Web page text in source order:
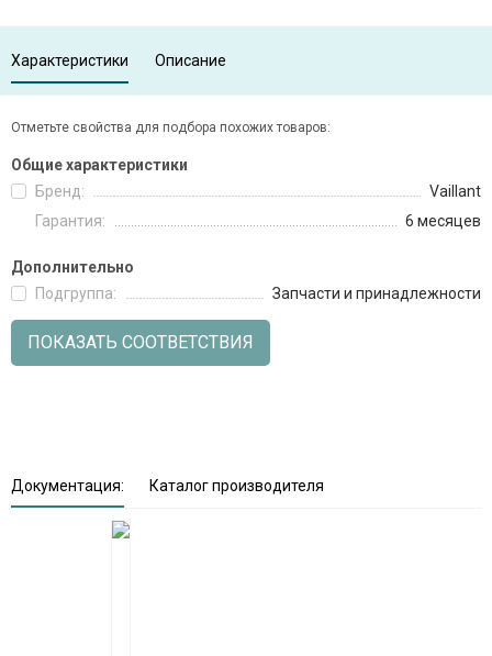
Характеристики Описание
Отметьте свойства для подбора похожих товаров:
Общие характеристики
Бренд:
Vaillant
Гарантия:
6 месяцев
Дополнительно
Подгруппа:
Запчасти и принадлежности
ПОКАЗАТЬ СООТВЕТСТВИЯ
Документация: Каталог производителя